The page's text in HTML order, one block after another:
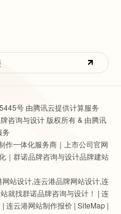
号 由腾讯云提供计算服务
咨询与设计 版权所有 & 由腾讯
务
作一体化服务商｜上市公司官网
｜群诺品牌咨询与设计品牌建站
网站设计,连云港品牌网站设计,连
就找群诺品牌咨询与设计！ | 连
| 连云港网站制作报价 | SiteMap |